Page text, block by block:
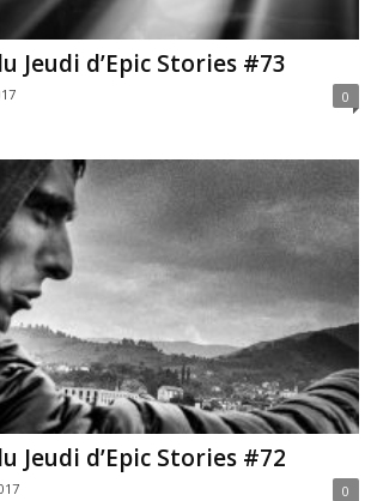
Jeudi d’Epic Stories #73
0
Jeudi d’Epic Stories #72
0